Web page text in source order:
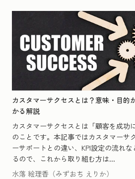
カスタマーサクセスとは？意味・目的
かる解説
カスタマーサクセスとは「顧客を成功
のことです。本記事ではカスタマーサ
ーサポートとの違い、KPI設定の流れ
るので、これから取り組む方は...
水落 絵理香（みずおち えりか）